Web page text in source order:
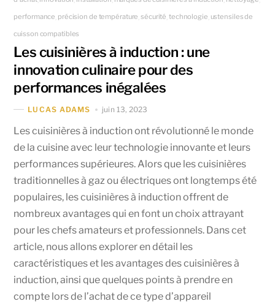
performance précision de température sécurité technologie ustensiles de
cuisson compatibles
Les cuisinières à induction : une
innovation culinaire pour des
performances inégalées
LUCAS ADAMS juin 13, 2023
Les cuisinières à induction ont révolutionné le monde
de la cuisine avec leur technologie innovante et leurs
performances supérieures. Alors que les cuisinières
traditionnelles à gaz ou électriques ont longtemps été
populaires, les cuisinières à induction offrent de
nombreux avantages qui en font un choix attrayant
pour les chefs amateurs et professionnels. Dans cet
article, nous allons explorer en détail les
caractéristiques et les avantages des cuisinières à
induction, ainsi que quelques points à prendre en
compte lors de l’achat de ce type d’appareil